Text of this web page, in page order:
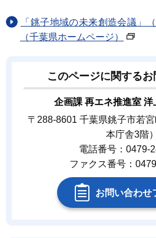
「銚子地域の未来創造会議」
（千葉県ホームページ）
このページに関する
企画課 再エネ推進室
〒288-8601 千葉県銚子市若
本庁舎3階）
電話番号：0479-
ファクス番号：
お問い合わせ